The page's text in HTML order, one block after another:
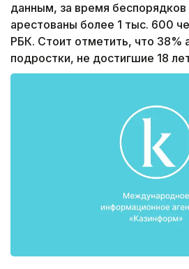
данным, за время беспорядков
арестованы более 1 тыс. 600
РБК. Стоит отметить, что 38%
подростки, не достигшие 18